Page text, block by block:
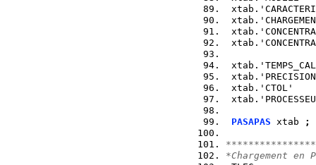
PASAPAS xtab ;
****************
*Chargement en